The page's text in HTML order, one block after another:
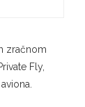
zračnom
Fly,